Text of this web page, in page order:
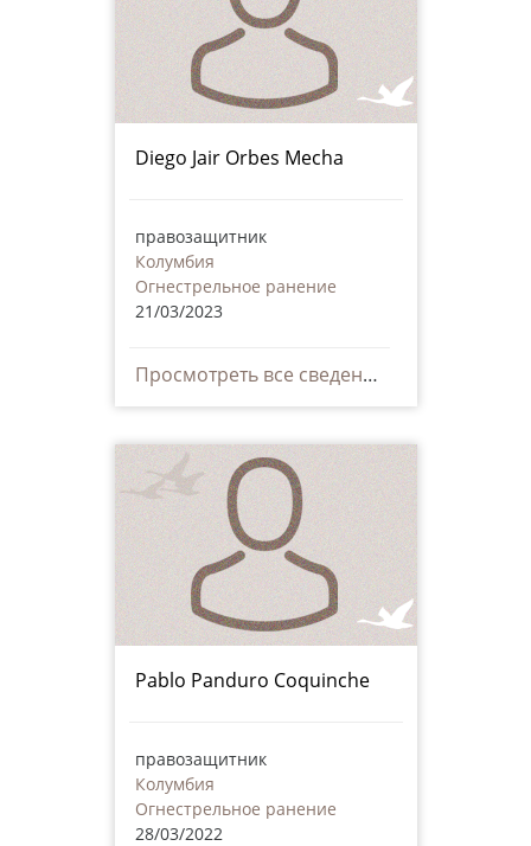
Diego Jair Orbes Mecha
правозащитник
Колумбия
Огнестрельное ранение
21/03/2023
Просмотреть все сведения
Pablo Panduro Coquinche
правозащитник
Колумбия
Огнестрельное ранение
28/03/2022